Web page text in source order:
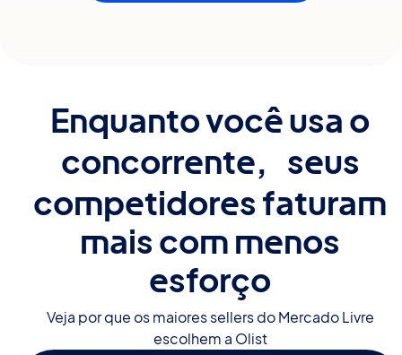
Enquanto você usa o
concorrente, seus
competidores faturam
mais com menos
esforço
Veja por que os maiores sellers do Mercado Livre
escolhem a Olist